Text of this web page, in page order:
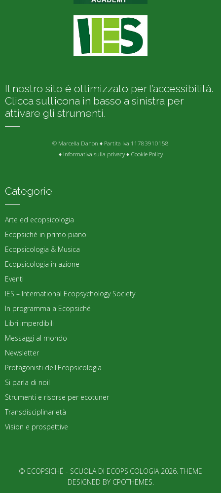
Il nostro sito è ottimizzato per l’accessibilità.
Clicca sull’icona in basso a sinistra per
attivare gli strumenti.
© Marcella Danon ♦ Partita Iva 11783910158
♦ Informativa sulla privacy♦ Cookie Policy
Categorie
Arte ed ecopsicologia
Ecopsiché in primo piano
Ecopsicologia & Musica
Ecopsicologia in azione
Eventi
IES – International Ecopsychology Society
In programma a Ecopsiché
Libri imperdibili
Messaggi al mondo
Newsletter
Protagonisti dell'Ecopsicologia
Si parla di noi!
Strumenti e risorse per ecotuner
Transdisciplinarietà
Vision e prospettive
© ECOPSICHÉ - SCUOLA DI ECOPSICOLOGIA 2026. THEME
DESIGNED BY CPOTHEMES.